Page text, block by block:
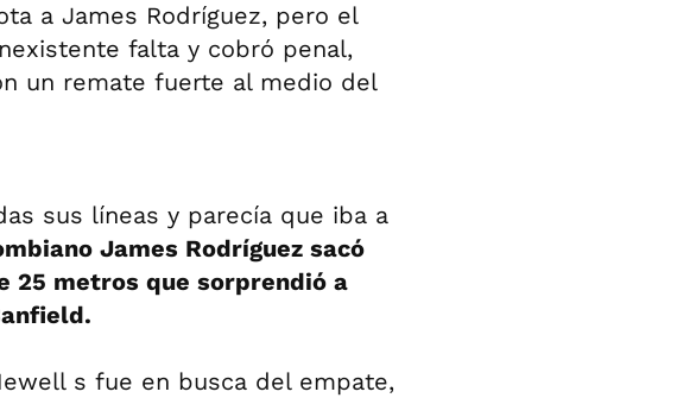
a James Rodríguez, pero el
falta y cobró penal,
un remate fuerte al medio del
sus líneas y parecía que iba a
James Rodríguez sacó
25 metros que sorprendió a
s fue en busca del empate,